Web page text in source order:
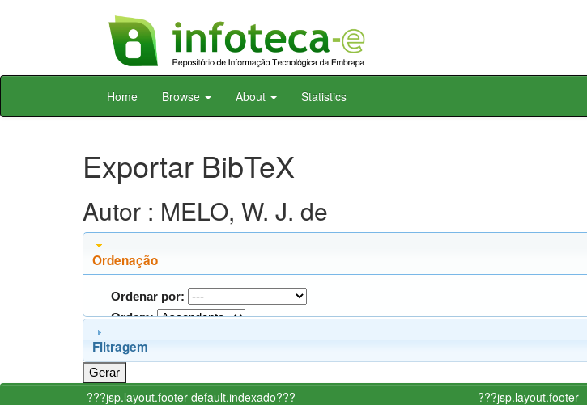
Skip
Home Browse About Statistics
Exportar BibTeX
Autor : MELO, W. J. de
Ordenação
Ordenar por:
Ordem:
Filtragem
???jsp.layout.footer-default.indexado???
???jsp.layout.footer-